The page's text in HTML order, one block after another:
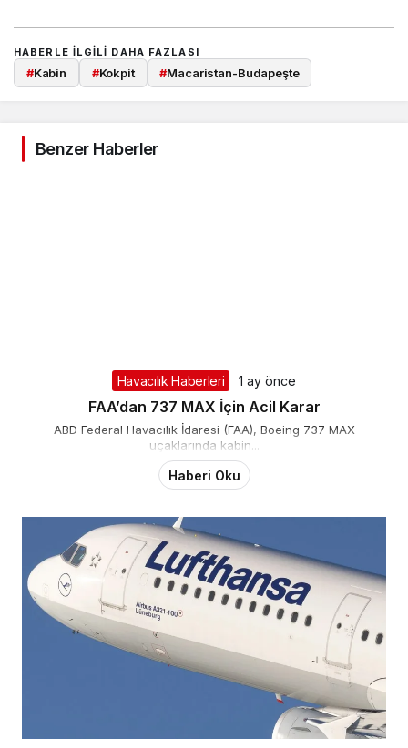
HABERLE ILGILI DAHA FAZLASI
#Kabin #Kokpit #Macaristan-Budapeşte
Benzer Haberler
Havacılık Haberleri 1 ay önce
FAA’dan 737 MAX İçin Acil Karar
ABD Federal Havacılık İdaresi (FAA), Boeing 737 MAX
uçaklarında kabin...
Haberi Oku